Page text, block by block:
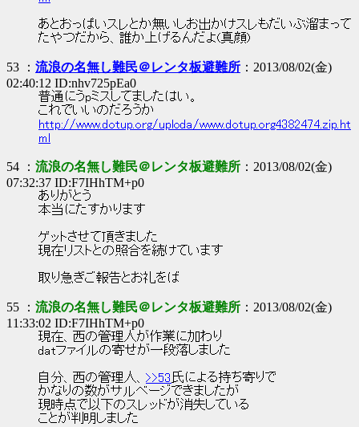
あとおっぱいスレとか無いしお出かけスレもだいぶ溜まって
たやつだから、誰か上げるんだよ(真顔)
53 ： 流浪の名無し難民＠レンタ板避難所 ：2013/08/02(金)
02:40:12 ID:nhv725pEa0
普通にうpミスしてましたはい。
これでいいのだろうか
http://www.dotup.org/uploda/www.dotup.org4382474.zip.ht
ml
54 ： 流浪の名無し難民＠レンタ板避難所 ：2013/08/02(金)
07:32:37 ID:F7IHhTM+p0
ありがとう
本当にたすかります
ゲットさせて頂きました
現在リストとの照合を続けています
取り急ぎご報告とお礼をば
55 ： 流浪の名無し難民＠レンタ板避難所 ：2013/08/02(金)
11:33:02 ID:F7IHhTM+p0
現在、西の管理人が作業に加わり
datファイルの寄せが一段落しました
自分、西の管理人、 >>53 氏による持ち寄りで
かなりの数がサルベージできましたが
現時点で以下のスレッドが消失している
ことが判明しました